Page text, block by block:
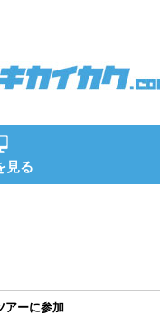
見る
アーに参加